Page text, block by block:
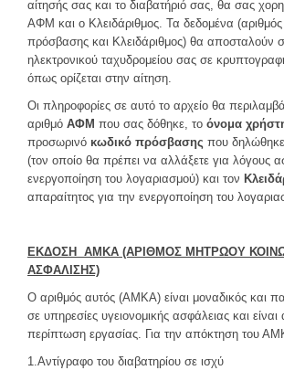
αίτησής σας και το διαβατήριό σας, θα σας
ΑΦΜ και ο Κλειδάριθμος. Τα δεδομένα
πρόσβασης και Κλειδάριθμος) θα αποσταλούν
ηλεκτρονικού ταχυδρομείου σας σε
όπως ορίζεται στην αίτηση.
Οι πληροφορίες σε αυτό το αρχείο θα
αριθμό ΑΦΜ που σας δόθηκε, το όνομα
προσωρινό κωδικό πρόσβασης που
(τον οποίο θα πρέπει να αλλάξετε για λόγους
ενεργοποίηση του λογαριασμού) και τον
απαραίτητος για την ενεργοποίηση του
ΕΚΔΟΣΗ ΑΜΚΑ (ΑΡΙΘΜΟΣ ΜΗΤΡΩΟΥ
ΑΣΦΑΛΙΣΗΣ)
Ο αριθμός αυτός (ΑΜΚΑ) είναι μοναδικός και
σε υπηρεσίες υγειονομικής ασφάλειας και
περίπτωση εργασίας. Για την απόκτηση του
1.Αντίγραφο του διαβατηρίου σε ισχύ